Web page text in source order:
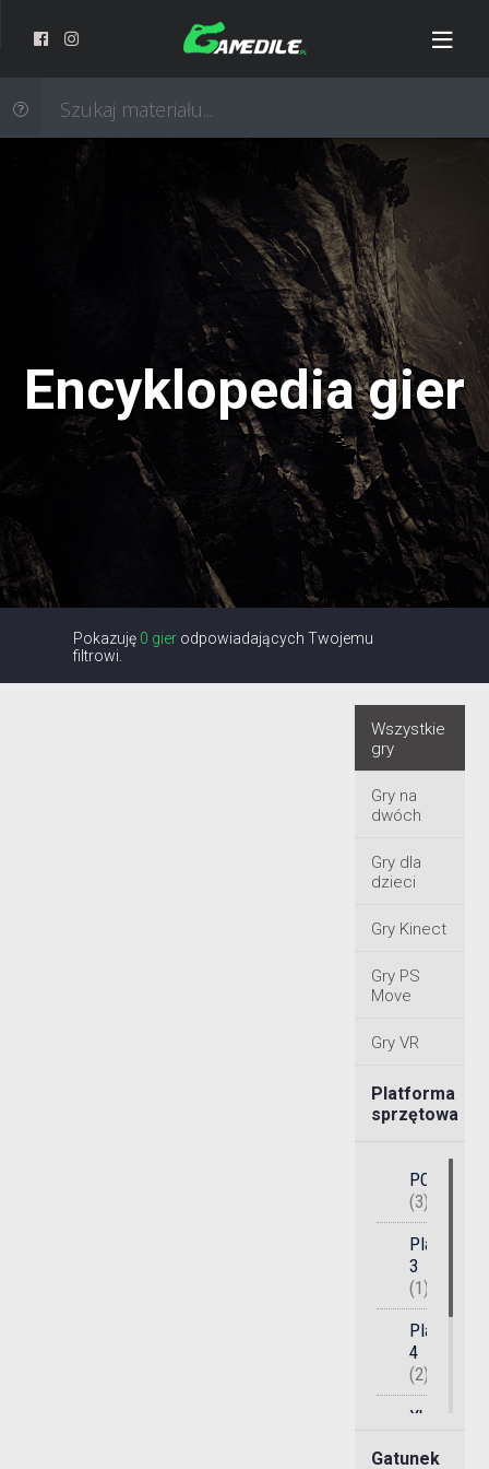
Encyklopedia gier
Pokazuję 0 gier odpowiadających Twojemu
filtrowi.
Wszystkie
gry
Gry na
dwóch
Gry dla
dzieci
Gry Kinect
Gry PS
Move
Gry VR
Platforma
sprzętowa
PC
(3)
3
(1)
4
(2)
Xbox
(1)
Gatunek